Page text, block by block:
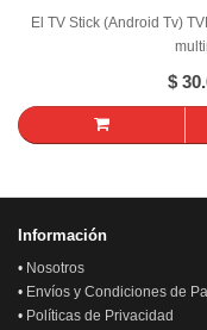
El TV Stick (Android Tv)
$
Información
• Nosotros
• Envíos y Condiciones de
• Políticas de Privacidad